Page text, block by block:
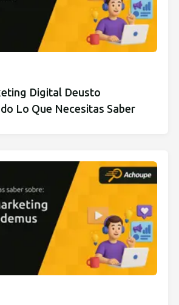
Digital Deusto
Lo Que Necesitas Saber